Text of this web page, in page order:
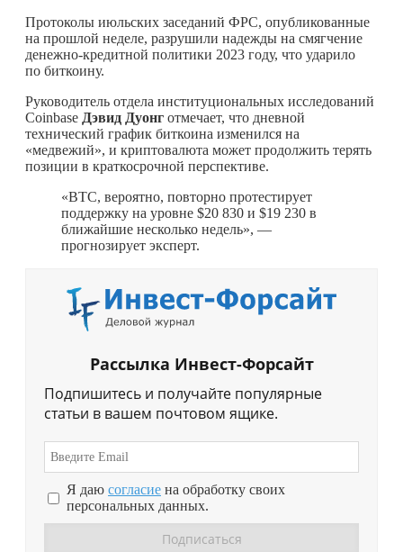
Протоколы июльских заседаний ФРС, опубликованные
на прошлой неделе, разрушили надежды на смягчение
денежно-кредитной политики 2023 году, что ударило
по биткоину.
Руководитель отдела институциональных исследований
Coinbase Дэвид Дуонг отмечает, что дневной
технический график биткоина изменился на
«медвежий», и криптовалюта может продолжить терять
позиции в краткосрочной перспективе.
«BTC, вероятно, повторно протестирует
поддержку на уровне $20 830 и $19 230 в
ближайшие несколько недель», —
прогнозирует эксперт.
Рассылка Инвест-Форсайт
Подпишитесь и получайте популярные
статьи в вашем почтовом ящике.
Я даю согласие на обработку своих
персональных данных.